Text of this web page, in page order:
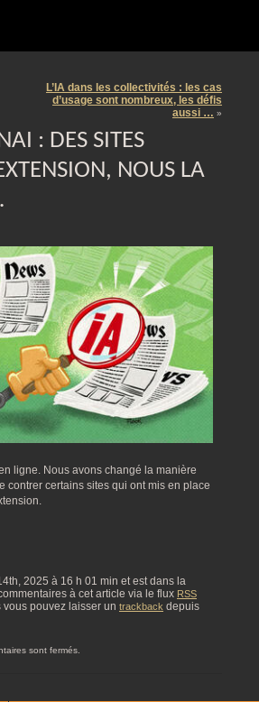
L’IA dans les collectivités : les cas
d’usage sont nombreux, les défis
aussi … »
: DES SITES
NOUS LA
ligne. Nous avons changé la manière
contrer certains sites qui ont mis en place
2025 à 16 h 01 min et est dans la
à cet article via le flux RSS
vous pouvez laisser un trackback depuis
sont fermés.